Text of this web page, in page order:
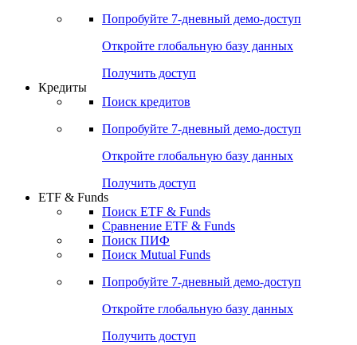
Попробуйте 7-дневный демо-доступ
Откройте глобальную базу данных
Получить доступ
Кредиты
Поиск кредитов
Попробуйте 7-дневный демо-доступ
Откройте глобальную базу данных
Получить доступ
ETF & Funds
Поиск ETF & Funds
Сравнение ETF & Funds
Поиск ПИФ
Поиск Mutual Funds
Попробуйте 7-дневный демо-доступ
Откройте глобальную базу данных
Получить доступ